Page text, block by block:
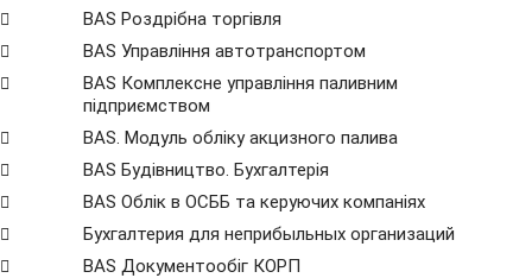
BAS Роздрібна торгівля
BAS Управління автотранспортом
BAS Комплексне управління паливним
підприємством
BAS. Модуль обліку акцизного палива
BAS Будівництво. Бухгалтерія
BAS Облік в ОСББ та керуючих компаніях
Бухгалтерия для неприбыльных организаций
BAS Документообіг КОРП